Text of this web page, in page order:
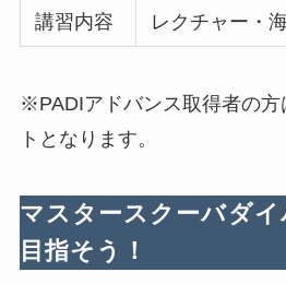
講習内容 レクチャー・
※PADIアドバンス取得者の方
トとなります。
マスタースクーバダイ
目指そう！